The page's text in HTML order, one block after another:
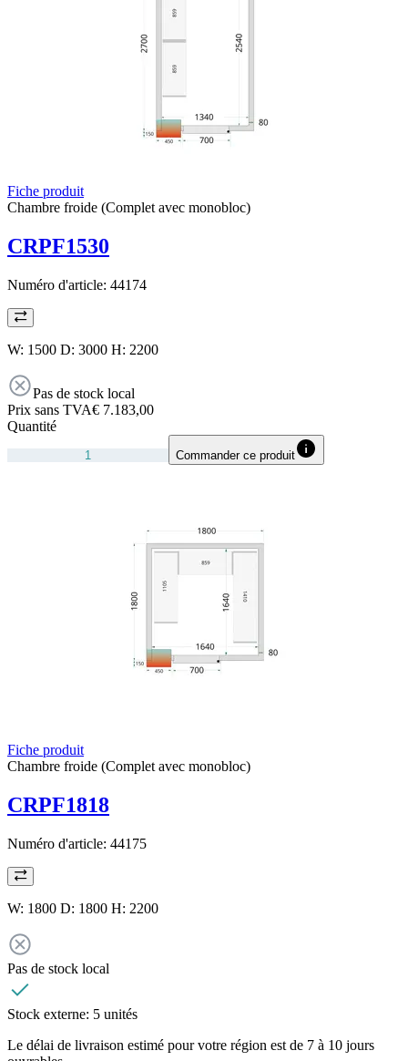
Fiche produit
Chambre froide (Complet avec monobloc)
CRPF1530
Numéro d'article: 44174
W: 1500 D: 3000 H: 2200
Pas de stock local
Prix sans TVA€ 7.183,00
Quantité
Commander ce produit
Fiche produit
Chambre froide (Complet avec monobloc)
CRPF1818
Numéro d'article: 44175
W: 1800 D: 1800 H: 2200
Pas de stock local
Stock externe: 5 unités
Le délai de livraison estimé pour votre région est de 7 à 10 jours